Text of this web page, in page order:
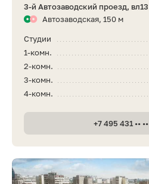
3-й Автозаводский проезд, вл13
Автозаводская, 150 м
Студии
1-комн.
2-комн.
3-комн.
4-комн.
+7 495 431 •• ••